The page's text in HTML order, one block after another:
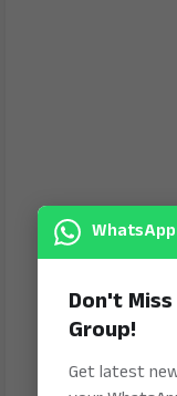
WhatsApp
Don't
Group!
Get latest